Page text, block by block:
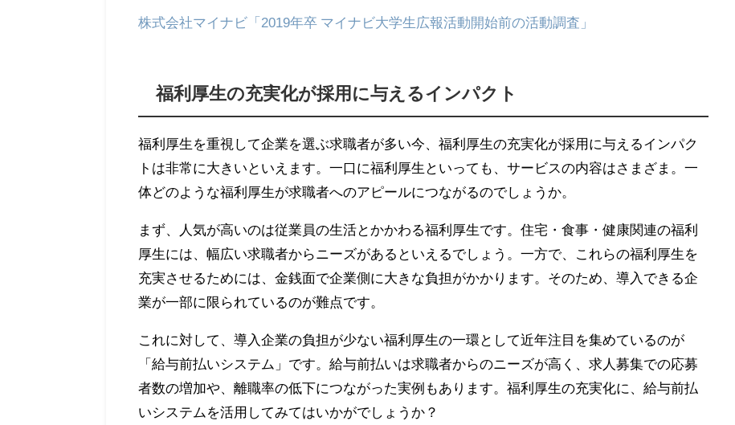
株式会社マイナビ「2019年卒 マイナビ大学生広報活動開始前の活動調査」
福利厚生の充実化が採用に与えるインパクト
福利厚生を重視して企業を選ぶ求職者が多い今、福利厚生の充実化が採用に与えるインパク
トは非常に大きいといえます。一口に福利厚生といっても、サービスの内容はさまざま。一
体どのような福利厚生が求職者へのアピールにつながるのでしょうか。
まず、人気が高いのは従業員の生活とかかわる福利厚生です。住宅・食事・健康関連の福利
厚生には、幅広い求職者からニーズがあるといえるでしょう。一方で、これらの福利厚生を
充実させるためには、金銭面で企業側に大きな負担がかかります。そのため、導入できる企
業が一部に限られているのが難点です。
これに対して、導入企業の負担が少ない福利厚生の一環として近年注目を集めているのが
「給与前払いシステム」です。給与前払いは求職者からのニーズが高く、求人募集での応募
者数の増加や、離職率の低下につながった実例もあります。福利厚生の充実化に、給与前払
いシステムを活用してみてはいかがでしょうか？